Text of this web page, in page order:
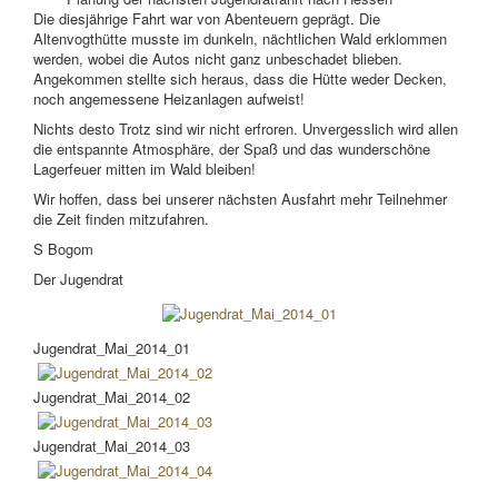
Die diesjährige Fahrt war von Abenteuern geprägt. Die
Altenvogthütte musste im dunkeln, nächtlichen Wald erklommen
werden, wobei die Autos nicht ganz unbeschadet blieben.
Angekommen stellte sich heraus, dass die Hütte weder Decken,
noch angemessene Heizanlagen aufweist!
Nichts desto Trotz sind wir nicht erfroren. Unvergesslich wird allen
die entspannte Atmosphäre, der Spaß und das wunderschöne
Lagerfeuer mitten im Wald bleiben!
Wir hoffen, dass bei unserer nächsten Ausfahrt mehr Teilnehmer
die Zeit finden mitzufahren.
S Bogom
Der Jugendrat
Jugendrat_Mai_2014_01
Jugendrat_Mai_2014_02
Jugendrat_Mai_2014_03